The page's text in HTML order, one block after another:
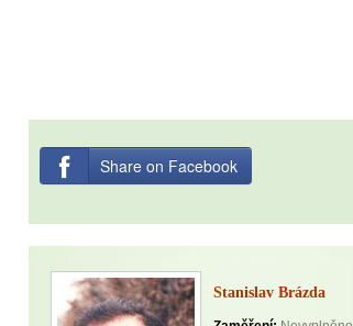
Share on Facebook
Stanislav Brázda